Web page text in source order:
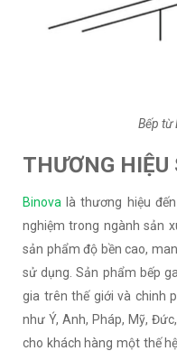
Bếp từ
THƯƠNG
Binova là thương hiệu
nghiệm trong ngành sản
sản phẩm độ bền cao,
sử dụng. Sản phẩm bếp
gia trên thế giới và chinh
như Ý, Anh, Pháp, Mỹ,
cho khách hàng một thế